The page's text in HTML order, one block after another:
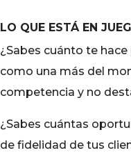
LO QUE ESTÁ EN
¿Sabes cuánto te
como una más del
competencia y no
¿Sabes cuántas
de fidelidad de tus